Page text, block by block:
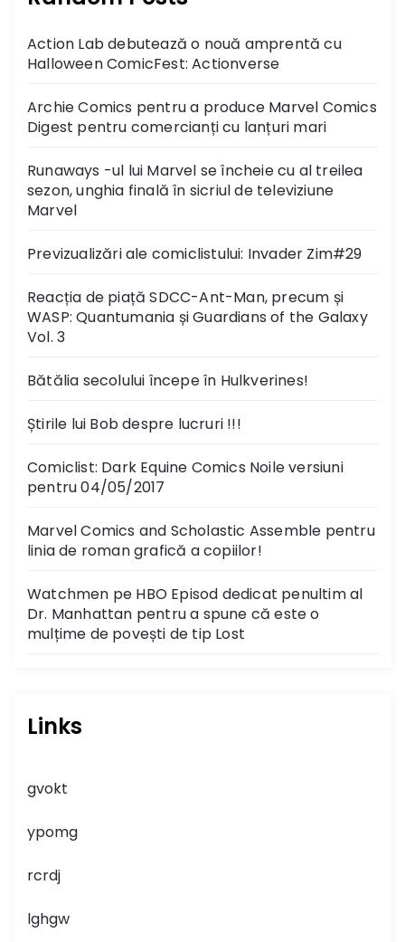
Action Lab debutează o nouă amprentă cu
Halloween ComicFest: Actionverse
Archie Comics pentru a produce Marvel Comics
Digest pentru comercianți cu lanțuri mari
Runaways -ul lui Marvel se încheie cu al treilea
sezon, unghia finală în sicriul de televiziune
Marvel
Previzualizări ale comiclistului: Invader Zim#29
Reacția de piață SDCC-Ant-Man, precum și
WASP: Quantumania și Guardians of the Galaxy
Vol. 3
Bătălia secolului începe în Hulkverines!
Știrile lui Bob despre lucruri !!!
Comiclist: Dark Equine Comics Noile versiuni
pentru 04/05/2017
Marvel Comics and Scholastic Assemble pentru
linia de roman grafică a copiilor!
Watchmen pe HBO Episod dedicat penultim al
Dr. Manhattan pentru a spune că este o
mulțime de povești de tip Lost
Links
gvokt
ypomg
rcrdj
lghgw